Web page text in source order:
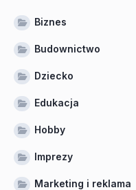
Biznes
Budownictwo
Dziecko
Edukacja
Hobby
Imprezy
Marketing i reklama